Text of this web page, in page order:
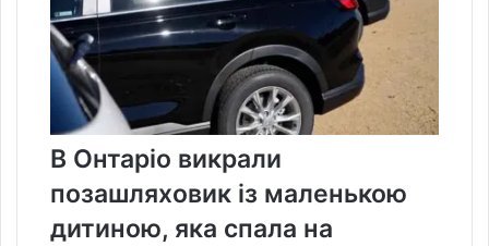
В Онтаріо викрали
позашляховик із маленькою
дитиною, яка спала на